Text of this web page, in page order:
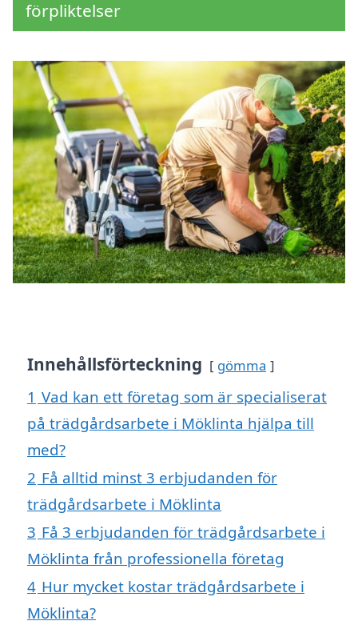
förpliktelser
Innehållsförteckning gömma
1 Vad kan ett företag som är specialiserat
på trädgårdsarbete i Möklinta hjälpa till
med?
2 Få alltid minst 3 erbjudanden för
trädgårdsarbete i Möklinta
3 Få 3 erbjudanden för trädgårdsarbete i
Möklinta från professionella företag
4 Hur mycket kostar trädgårdsarbete i
Möklinta?